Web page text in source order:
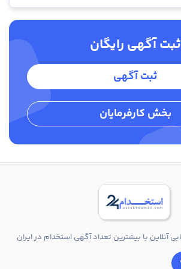
ثبت آگهی رایگان
ثبت آگهی
بخش کارفرمایان